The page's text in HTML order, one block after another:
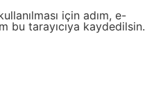
için adım, e-
bu tarayıcıya kaydedilsin.